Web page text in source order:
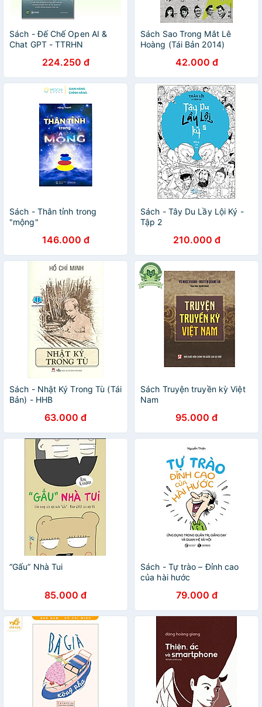
Sách - Đế Chế Open AI &
Chat GPT - TTRHN
224.250 đ
Sách Sao Trong Mắt Lê
Hoàng (Tái Bản 2014)
42.000 đ
Sách - Thân tỉnh trong
"mộng"
146.000 đ
Sách - Tây Du Lầy Lội Ký -
Tập 2
210.000 đ
Sách - Nhật Ký Trong Tù (Tái
Bản) - HHB
63.000 đ
Sách Truyện truyền kỳ Việt
Nam
95.000 đ
“Gấu” Nhà Tui
85.000 đ
Sách - Tự trào – Đỉnh cao
của hài hước
79.000 đ